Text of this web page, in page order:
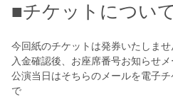
■チケットについて
今回紙のチケットは発券いたしませ
入金確認後、お座席番号お知らせメ
公演当日はそちらのメールを電子
で